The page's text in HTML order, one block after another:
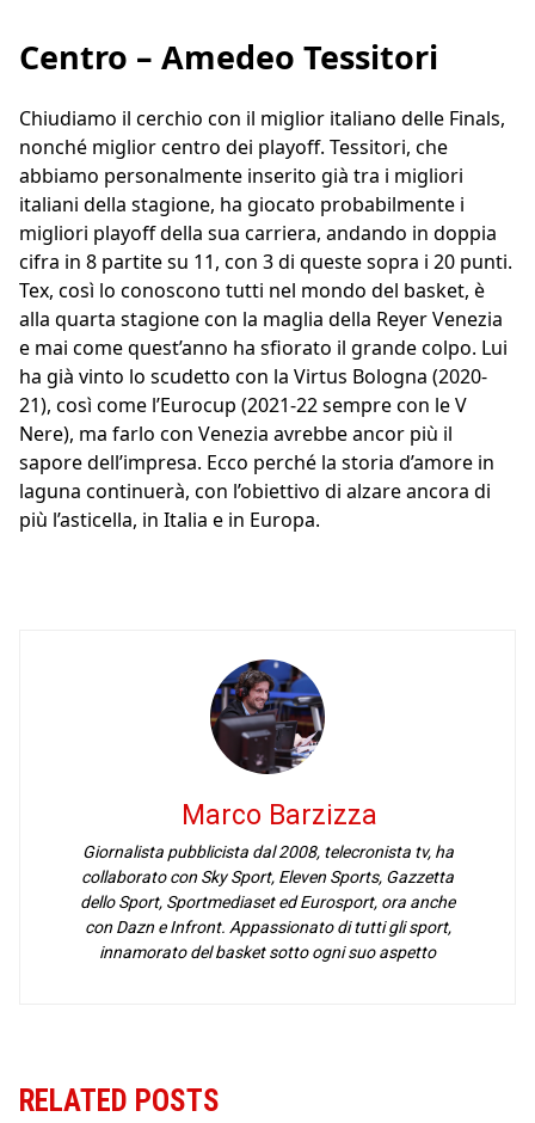
Centro – Amedeo Tessitori
Chiudiamo il cerchio con il miglior italiano delle Finals,
nonché miglior centro dei playoff. Tessitori, che
abbiamo personalmente inserito già tra i migliori
italiani della stagione, ha giocato probabilmente i
migliori playoff della sua carriera, andando in doppia
cifra in 8 partite su 11, con 3 di queste sopra i 20 punti.
Tex, così lo conoscono tutti nel mondo del basket, è
alla quarta stagione con la maglia della Reyer Venezia
e mai come quest’anno ha sfiorato il grande colpo. Lui
ha già vinto lo scudetto con la Virtus Bologna (2020-
21), così come l’Eurocup (2021-22 sempre con le V
Nere), ma farlo con Venezia avrebbe ancor più il
sapore dell’impresa. Ecco perché la storia d’amore in
laguna continuerà, con l’obiettivo di alzare ancora di
più l’asticella, in Italia e in Europa.
Marco Barzizza
Giornalista pubblicista dal 2008, telecronista tv, ha
collaborato con Sky Sport, Eleven Sports, Gazzetta
dello Sport, Sportmediaset ed Eurosport, ora anche
con Dazn e Infront. Appassionato di tutti gli sport,
innamorato del basket sotto ogni suo aspetto
RELATED POSTS